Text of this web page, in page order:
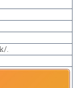
.